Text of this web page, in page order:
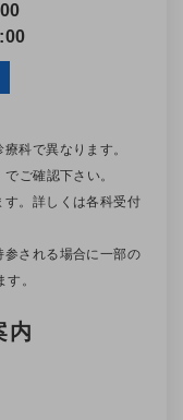
科で異なります。
ご確認下さい。
。詳しくは各科受付
される場合に一部の
。
内